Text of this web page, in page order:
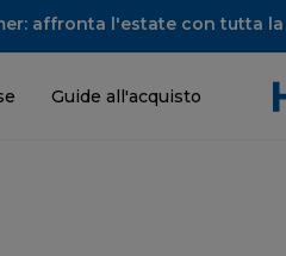
affronta l'estate con tutta
Guide all'acquisto